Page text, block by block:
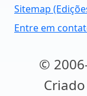
Sitemap
Entre em
©